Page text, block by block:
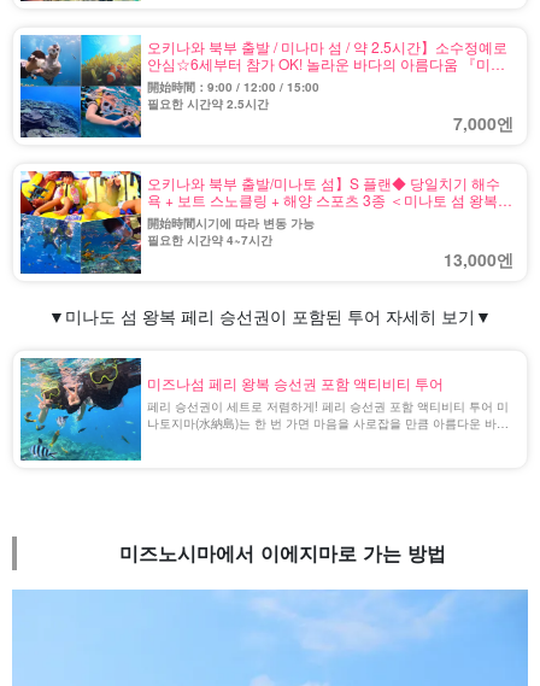
오키나와 북부 출발 / 미나마 섬 / 약 2.5시간】소수정예로
안심☆6세부터 참가 OK! 놀라운 바다의 아름다움 『미나
마 섬』보트 스노클링 투어★사진 무료 (No.604)
開始時間：9:00 / 12:00 / 15:00
필요한 시간약 2.5시간
7,000엔
오키나와 북부 출발/미나토 섬】S 플랜◆ 당일치기 해수
욕 + 보트 스노클링 + 해양 스포츠 3종 ＜미나토 섬 왕복
승선권 & 점심 & 파라솔 1개 & 사진 무료 제공＞(No.602)
開始時間시기에 따라 변동 가능
필요한 시간약 4~7시간
13,000엔
▼ 미나도 섬 왕복 페리 승선권이 포함된 투어 자세히 보기 ▼
미즈나섬 페리 왕복 승선권 포함 액티비티 투어
페리 승선권이 세트로 저렴하게! 페리 승선권 포함 액티비티 투어 미
나토지마(水納島)는 한 번 가면 마음을 사로잡을 만큼 아름다운 바다
미즈노시마에서 이에지마로 가는 방법